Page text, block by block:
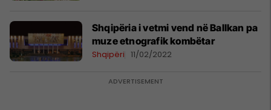
Shqipëria i vetmi vend në Ballkan pa
muze etnografik kombëtar
Shqipëri 11/02/2022